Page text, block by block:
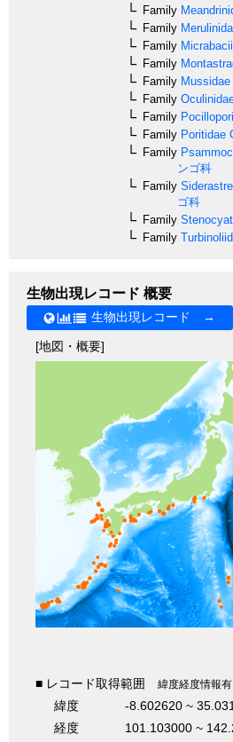
Family
Family
Family
Family
Family Mussidae
Family
Family
Family Poritidae
Family
ンゴ科
Family
ゴ科
Family
Family
生物出現レコード 概要
生物出現レコード →
[地図・概要]
■ レコード取得範囲 緯度経度情報有
緯度
-8.602620 ~
経度
101.103000 ~